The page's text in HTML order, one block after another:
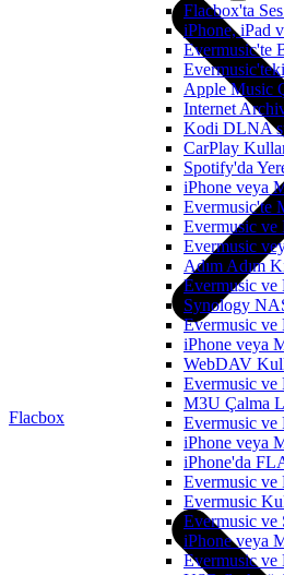
Flacbox'ta
iPhone, iPad
Evermusic'te
Apple Music
Internet
Kodi DLNA
CarPlay
Spotify'da
iPhone veya
Evermusic'te
Evermusic ve
Evermusic
Adım Adım
Evermusic ve
Synology
Evermusic ve
iPhone veya
WebDAV
Evermusic
M3U Çalma
Evermusic ve
iPhone veya
iPhone'da
Evermusic ve
Evermusic
Evermusic ve
iPhone veya
Evermusic ve
Flacbox